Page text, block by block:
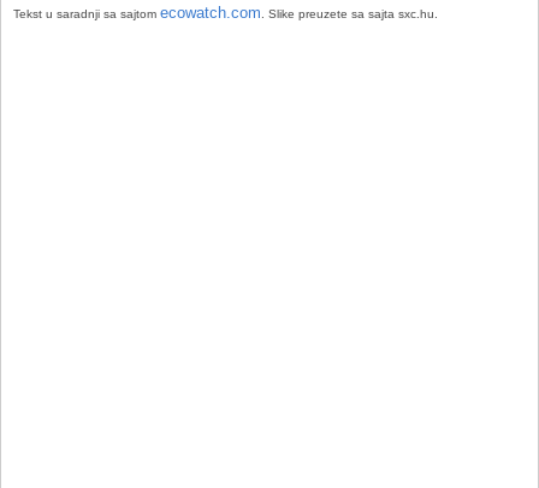
Tekst u saradnji sa sajtom ecowatch.com . Slike preuzete sa sajta sxc.hu.